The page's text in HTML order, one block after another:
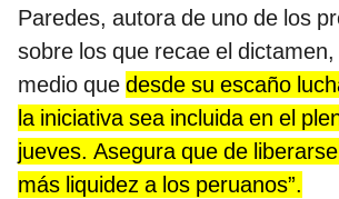
Paredes, autora de uno de los
sobre los que recae el
medio que desde su escaño
la iniciativa sea incluida en el
jueves. Asegura que de
más liquidez a los peruanos”.